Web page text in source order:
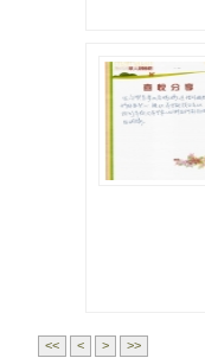
<< < > >>